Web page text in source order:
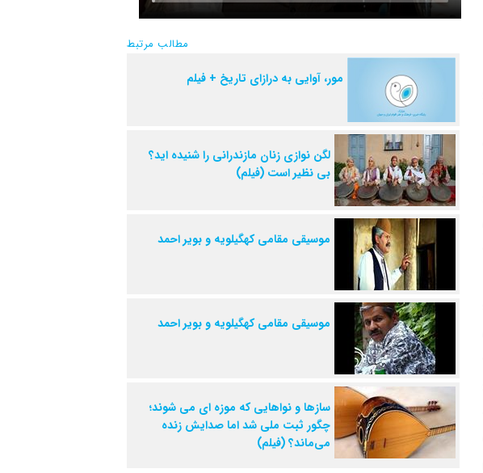
مطالب مرتبط
مور، آوایی به درازای تاریخ + فیلم
لگن نوازی زنان مازندرانی را شنیده اید؟
بی نظیر است (فیلم)
موسیقی مقامی کهگیلویه و بویر احمد
موسیقی مقامی کهگیلویه و بویر احمد
سازها و نواهایی که موزه ای می شوند؛
چگور ثبت ملی شد اما صدایش زنده
می‌ماند؟ (فیلم)